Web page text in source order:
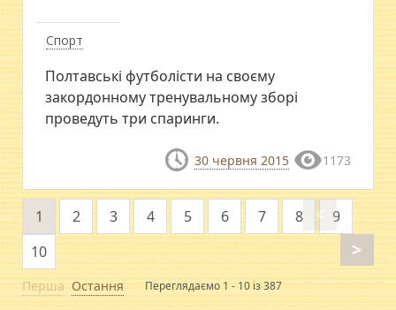
Спорт
Полтавські футболісти на своєму
закордонному тренувальному зборі
проведуть три спаринги.
30 червня 2015 1173
Перша
<
1 2 3 4 5 6 7 8
9
10
>
Остання Переглядаємо 1 - 10 із 387